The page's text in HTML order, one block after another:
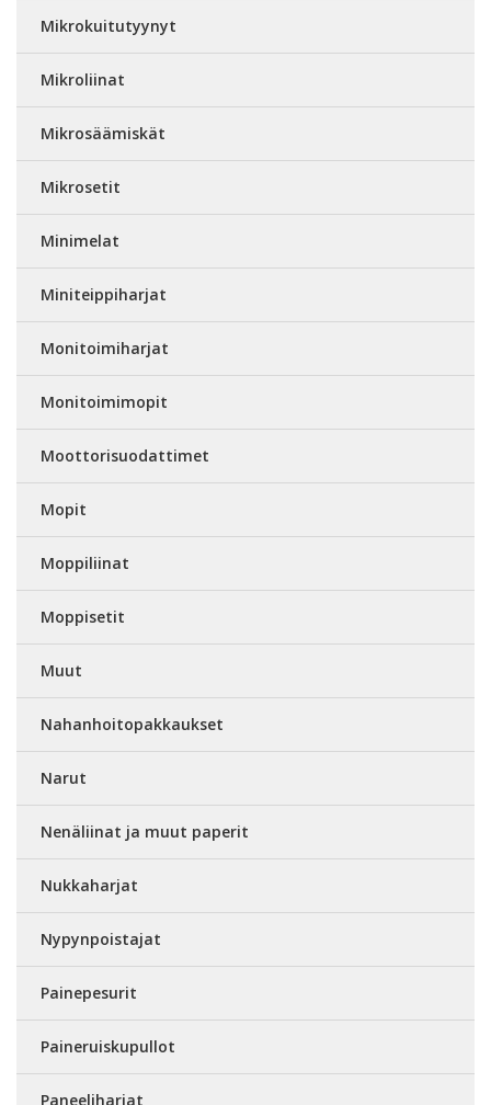
Mikrokuitutyynyt
Mikroliinat
Mikrosäämiskät
Mikrosetit
Minimelat
Miniteippiharjat
Monitoimiharjat
Monitoimimopit
Moottorisuodattimet
Mopit
Moppiliinat
Moppisetit
Muut
Nahanhoitopakkaukset
Narut
Nenäliinat ja muut paperit
Nukkaharjat
Nypynpoistajat
Painepesurit
Paineruiskupullot
Paneeliharjat